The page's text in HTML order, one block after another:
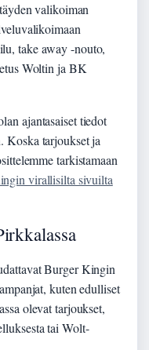
valikoiman
take away -nouto,
Woltin ja BK
ajantasaiset tiedot
Koska tarjoukset ja
tarkistamaan
virallisilta sivuilta
Burger Kingin
kuten edulliset
olevat tarjoukset,
tai Wolt-